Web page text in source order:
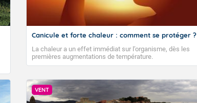
Canicule et forte chaleur : comment se protéger ?
La chaleur a un effet immédiat sur l’organisme, dès les
premières augmentations de température.
VENT